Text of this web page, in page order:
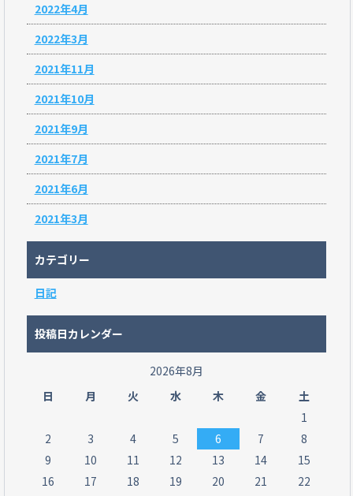
2022年4月
2022年3月
2021年11月
2021年10月
2021年9月
2021年7月
2021年6月
2021年3月
カテゴリー
日記
投稿日カレンダー
2026年8月
日
月 火 水 木 金
土
1
2
3 4 5 6 7
8
9
10 11 12 13 14
15
16
17 18 19 20 21
22